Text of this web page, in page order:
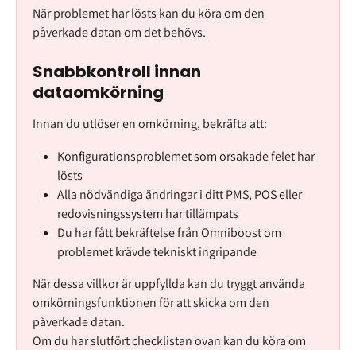
När problemet har lösts kan du köra om den
påverkade datan om det behövs.
Snabbkontroll innan
dataomkörning
Innan du utlöser en omkörning, bekräfta att:
Konfigurationsproblemet som orsakade felet har
lösts
Alla nödvändiga ändringar i ditt PMS, POS eller
redovisningssystem har tillämpats
Du har fått bekräftelse från Omniboost om
problemet krävde tekniskt ingripande
När dessa villkor är uppfyllda kan du tryggt använda
omkörningsfunktionen för att skicka om den
påverkade datan.
Om du har slutfört checklistan ovan kan du köra om